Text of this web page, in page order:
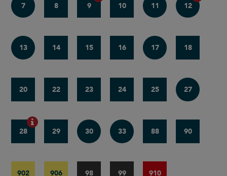
7 8 9 10 11 12
13 14 15 16 17 18
20 22 23 24 25 27
28 29 30 33 88 90
902 906 98 99 910